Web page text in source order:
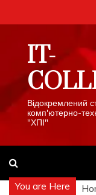
to
IT-
Відокремлений
комп'ютерно-
"ХПІ"
You are Here